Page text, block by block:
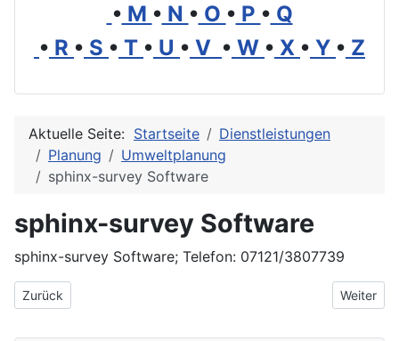
• M • N • O • P • Q
• R • S • T • U • V • W • X • Y • Z
Aktuelle Seite: Startseite
Dienstleistungen
Planung
Umweltplanung
sphinx-survey Software
sphinx-survey Software
sphinx-survey Software; Telefon: 07121/3807739
Vorheriger Beitrag: SOLARPLANET
Zurück Nächster
Weiter